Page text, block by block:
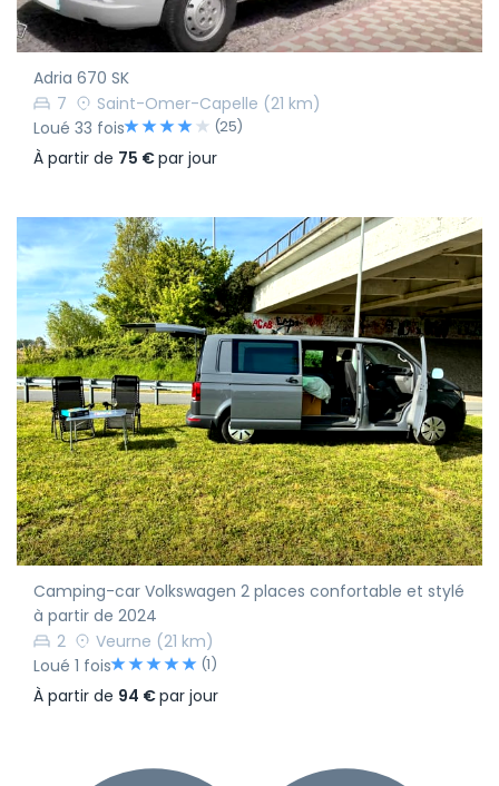
Adria 670 SK
7
Saint-Omer-Capelle (21 km)
Loué 33 fois
(25)
À partir de 75 €par jour
Camping-car Volkswagen 2 places confortable et stylé
à partir de 2024
2
Veurne (21 km)
Loué 1 fois
(1)
À partir de 94 €par jour